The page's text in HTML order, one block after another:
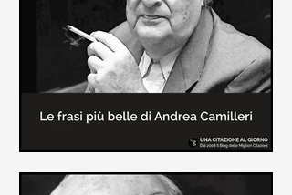
Le frasi più belle di Andrea